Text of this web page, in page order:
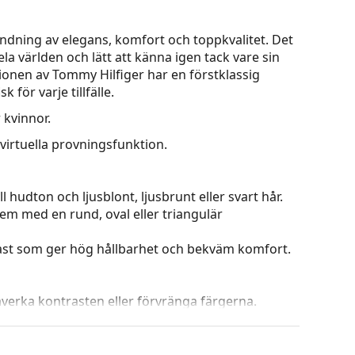
av elegans, komfort och toppkvalitet. Det
världen och lätt att känna igen tack vare sin
av Tommy Hilfiger har en förstklassig
för varje tillfälle.
provningsfunktion.
hudton och ljusblont, ljusbrunt eller svart hår.
med en rund, oval eller triangulär
som ger hög hållbarhet och bekväm komfort.
kontrasten eller förvränga färgerna.